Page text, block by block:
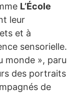
L’École
leur
et à
sensorielle.
monde », paru
des portraits
de